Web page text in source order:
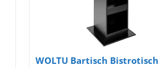
WOLTU Bartisch Bistrotisch